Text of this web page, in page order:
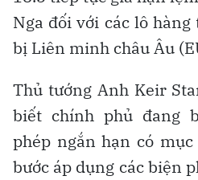
Nga đối với các lô
bị Liên minh châu Âu
Thủ tướng Anh Keir
biết chính phủ đang
phép ngắn hạn có
bước áp dụng các biện